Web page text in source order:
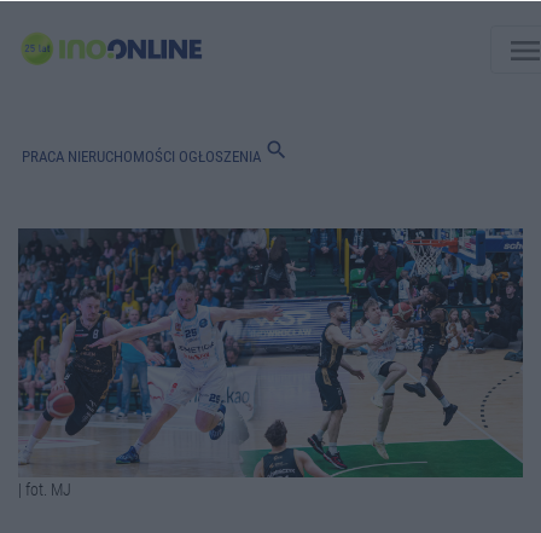
PRACA NIERUCHOMOŚCI OGŁOSZENIA search
| fot. MJ